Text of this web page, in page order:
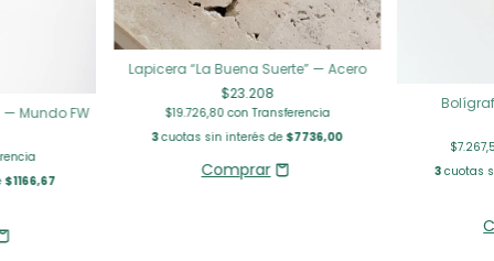
Mundo FW
$1166,67
Lapicera “La Buena Suerte” — Acero
$23.208
$19.726,80 con Transferencia
3cuotas sin interés de$7736,00
3 cuotas